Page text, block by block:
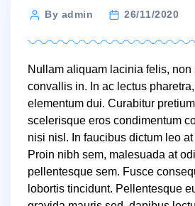
PostBy admin 26/11/2020
Nullam aliquam lacinia felis, non
convallis in. In ac lectus
elementum dui. Curabitur
scelerisque eros condimentum
nisi nisl. In faucibus dictum leo
Proin nibh sem, malesuada at
pellentesque sem. Fusce
lobortis tincidunt. Pellentesque